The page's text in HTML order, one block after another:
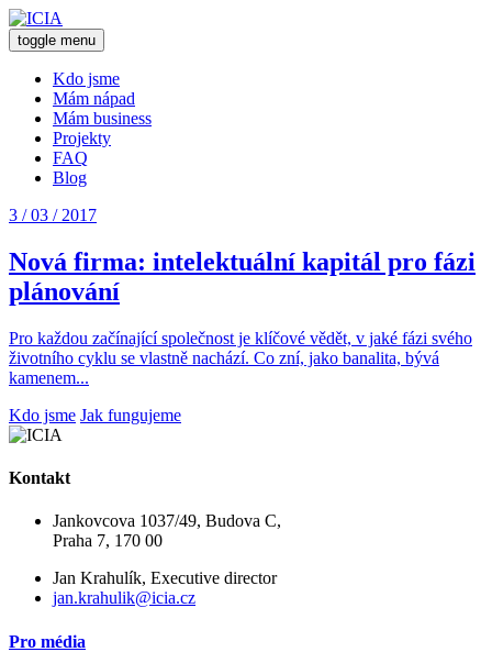
toggle menu
Kdo jsme
Mám nápad
Mám business
Projekty
FAQ
Blog
3 / 03 / 2017
Nová firma: intelektuální kapitál pro fázi
plánování
Pro každou začínající společnost je klíčové vědět, v jaké fázi svého
životního cyklu se vlastně nachází. Co zní, jako banalita, bývá
kamenem...
Kdo jsme Jak fungujeme
Kontakt
Jankovcova 1037/49, Budova C,
Praha 7, 170 00
Jan Krahulík, Executive director
jan.krahulik@icia.cz
Pro média